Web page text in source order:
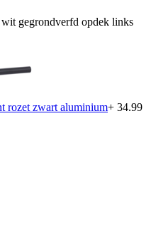
gegrondverfd opdek links
rozet zwart aluminium+ 34.99